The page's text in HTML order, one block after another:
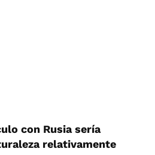
con Rusia sería
relativamente